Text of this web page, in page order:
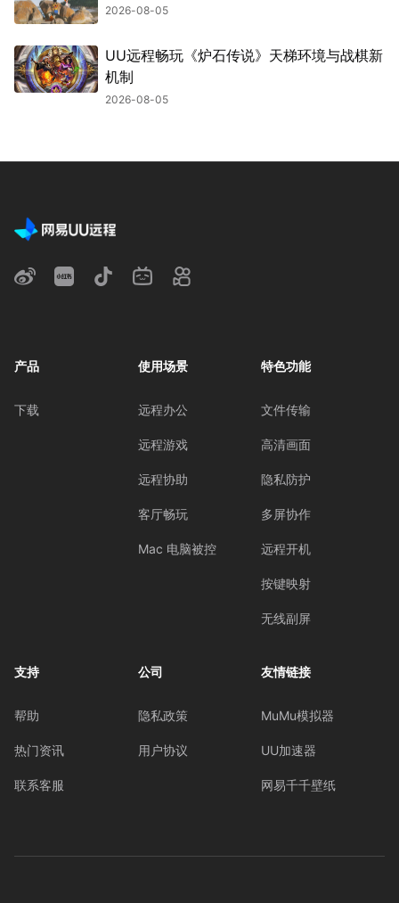
2026-08-05
UU远程畅玩《炉石传说》天梯环境与战棋新
机制
2026-08-05
产品
下载
使用场景
远程办公
远程游戏
远程协助
客厅畅玩
Mac 电脑被控
特色功能
文件传输
高清画面
隐私防护
多屏协作
远程开机
按键映射
无线副屏
支持
帮助
热门资讯
联系客服
公司
隐私政策
用户协议
友情链接
MuMu模拟器
UU加速器
网易千千壁纸